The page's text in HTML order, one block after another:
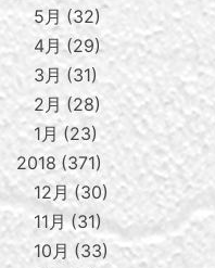
5月
32
4月 29
3月
31
2月
28
1月
23
2018 371
12月
30
11月 31
10月
33